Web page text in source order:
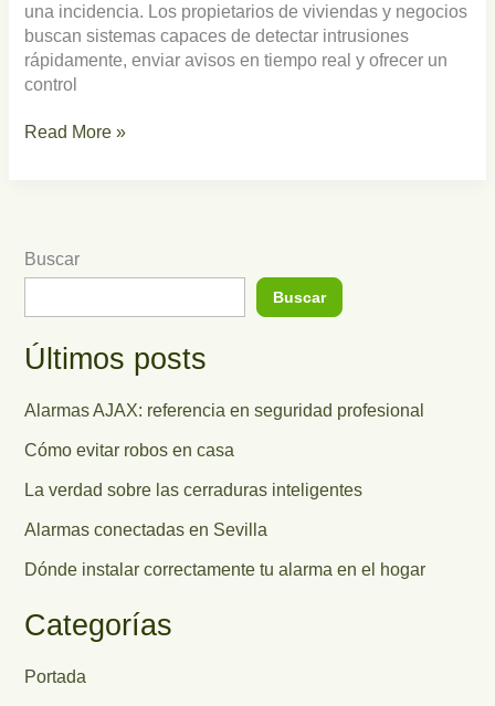
una incidencia. Los propietarios de viviendas y negocios
buscan sistemas capaces de detectar intrusiones
rápidamente, enviar avisos en tiempo real y ofrecer un
control
Read More »
Buscar
Buscar
Últimos posts
Alarmas AJAX: referencia en seguridad profesional
Cómo evitar robos en casa
La verdad sobre las cerraduras inteligentes
Alarmas conectadas en Sevilla
Dónde instalar correctamente tu alarma en el hogar
Categorías
Portada